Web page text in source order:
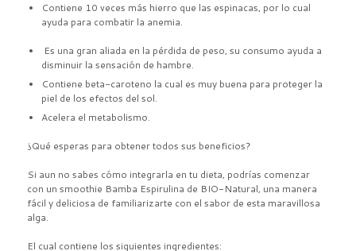
Contiene 10 veces más hierro que las espinacas, por lo cual
ayuda para combatir la anemia.
Es una gran aliada en la pérdida de peso, su consumo ayuda a
disminuir la sensación de hambre.
Contiene beta-caroteno la cual es muy buena para proteger la
piel de los efectos del sol.
Acelera el metabolismo.
¿Qué esperas para obtener todos sus beneficios?
Si aun no sabes cómo integrarla en tu dieta, podrías comenzar
con un smoothie Bamba Espirulina de BIO-Natural, una manera
fácil y deliciosa de familiarizarte con el sabor de esta maravillosa
alga.
El cual contiene los siguientes ingredientes: